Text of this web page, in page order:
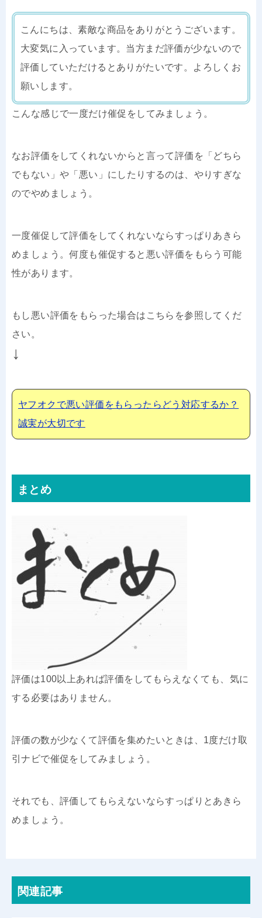
こんにちは、素敵な商品をありがとうございます。
大変気に入っています。当方まだ評価が少ないので
評価していただけるとありがたいです。よろしくお
願いします。
こんな感じで一度だけ催促をしてみましょう。
なお評価をしてくれないからと言って評価を「どちら
でもない」や「悪い」にしたりするのは、やりすぎな
のでやめましょう。
一度催促して評価をしてくれないならすっぱりあきら
めましょう。何度も催促すると悪い評価をもらう可能
性があります。
もし悪い評価をもらった場合はこちらを参照してくだ
さい。
↓
ヤフオクで悪い評価をもらったらどう対応するか？
誠実が大切です
まとめ
評価は100以上あれば評価をしてもらえなくても、気に
する必要はありません。
評価の数が少なくて評価を集めたいときは、1度だけ取
引ナビで催促をしてみましょう。
それでも、評価してもらえないならすっぱりとあきら
めましょう。
関連記事